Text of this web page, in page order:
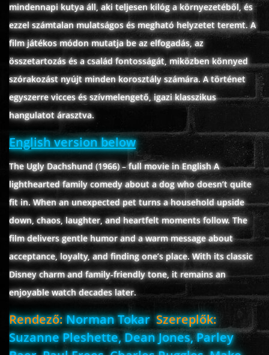
www.onlinefilmvilag2.eu,Copyright © 2017-2026 Az oldal nem tárol
semmilyen jogsértő tartalmat. Minden adat külső forrásból származik |
Frissítve: 2026.07.27|
mindennapi kutya áll, aki teljesen kilóg a környezetéből, és
ezzel számtalan mulatságos és megható helyzetet teremt. A
film játékos módon mutatja be az elfogadás, az
összetartozás és a család fontosságát, miközben könnyed
szórakozást nyújt minden korosztály számára. A történet
egyszerre vicces és szívmelengető, igazi klasszikus
hangulatot árasztva.
English version below
The Ugly Dachshund (1966) – full movie in English A
lighthearted family comedy about a dog who doesn’t quite
fit in. When an unexpected pet turns a household upside
down, chaos, laughter, and heartfelt moments follow. The
film delivers gentle humor and a warm message about
acceptance, loyalty, and finding one’s place. With its classic
Disney charm and family-friendly tone, it remains an
enjoyable watch decades later.
Rendező:Norman TokarSzereplők:
Suzanne Pleshette, Dean Jones, Parley